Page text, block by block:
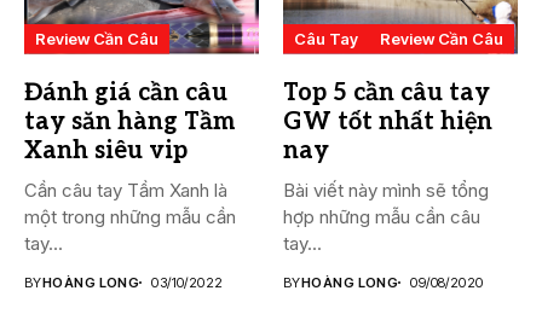
Review Cần Câu
Đánh giá cần câu
tay săn hàng Tầm
Xanh siêu vip
Cần câu tay Tầm Xanh là
một trong những mẫu cần
tay...
BYHOÀNG LONG 03/10/2022
Câu Tay Review Cần Câu
Top 5 cần câu tay
GW tốt nhất hiện
nay
Bài viết này mình sẽ tổng
hợp những mẫu cần câu
tay...
BYHOÀNG LONG 09/08/2020